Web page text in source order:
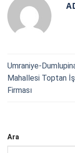
Umraniye-
Mahallesi Toptan
Firması
Ara